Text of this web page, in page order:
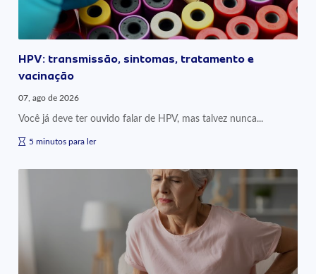
HPV: transmissão, sintomas, tratamento e
vacinação
07, ago de 2026
Você já deve ter ouvido falar de HPV, mas talvez nunca...
5 minutos para ler